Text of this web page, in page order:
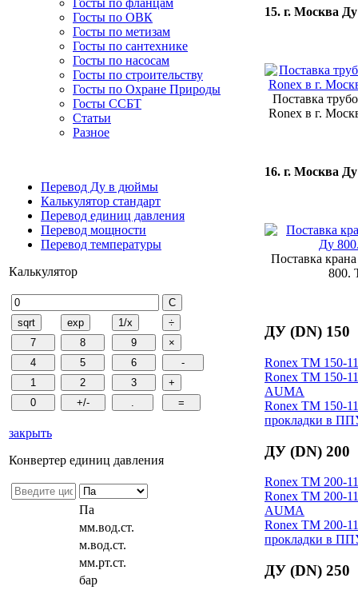
Госты по фланцам
Госты по ОВК
Госты по метизам
Госты по сантехнике
Госты по насосам
Госты по строительству
Госты по Охране Природы
Госты ССБТ
Статьи
Разное
Перевод Ду в дюймы
Калькулятор стандарт
Перевод единиц давления
Перевод мощности
Перевод температуры
Калькулятор
закрыть
Конвертер единиц давления
Па
мм.вод.ст.
м.вод.ст.
мм.рт.ст.
бар
15. г. Москва
Поставка
Ronex в г.
16. г. Москва
Поставка
800.
ДУ (DN) 150
Ronex ТM 150-
Ronex ТM 150-
AUMA
Ronex ТM 150-
прокладки в
ДУ (DN) 200
Ronex ТM 200-
Ronex ТM 200-
AUMA
Ronex ТM 200-
прокладки в
ДУ (DN) 250